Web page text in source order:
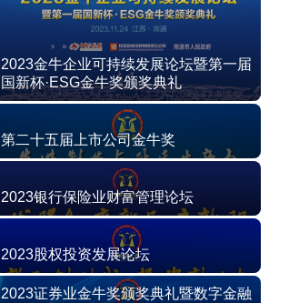
2023金牛企业可持续发展论坛暨第一届
国新杯·ESG金牛奖颁奖典礼
第二十五届上市公司金牛奖
2023银行保险业财富管理论坛
2023股权投资发展论坛
2023证券业金牛奖颁奖典礼暨数字金融